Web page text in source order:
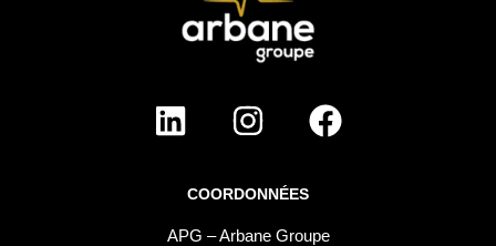
COORDONNÉES
APG – Arbane Groupe